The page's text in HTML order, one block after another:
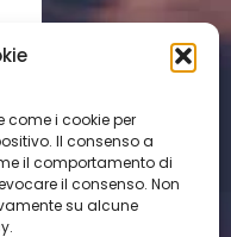
come i cookie per
Il consenso a
il comportamento di
il consenso. Non
su alcune